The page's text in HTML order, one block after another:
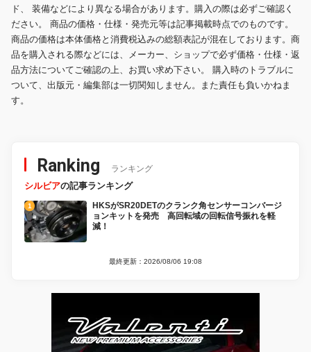
ド、 装備などにより異なる場合があります。購入の際は必ずご確認く
ださい。 商品の価格・仕様・発売元等は記事掲載時点でのものです。
商品の価格は本体価格と消費税込みの総額表記が混在しております。商
品を購入される際などには、メーカー、ショップで必ず価格・仕様・返
品方法についてご確認の上、お買い求め下さい。 購入時のトラブルに
ついて、出版元・編集部は一切関知しません。また責任も負いかねま
す。
Ranking ランキング
シルビアの記事ランキング
HKSがSR20DETのクランク角センサーコンバージ
ョンキットを発売 高回転域の回転信号振れを軽
減！
最終更新：2026/08/06 19:08